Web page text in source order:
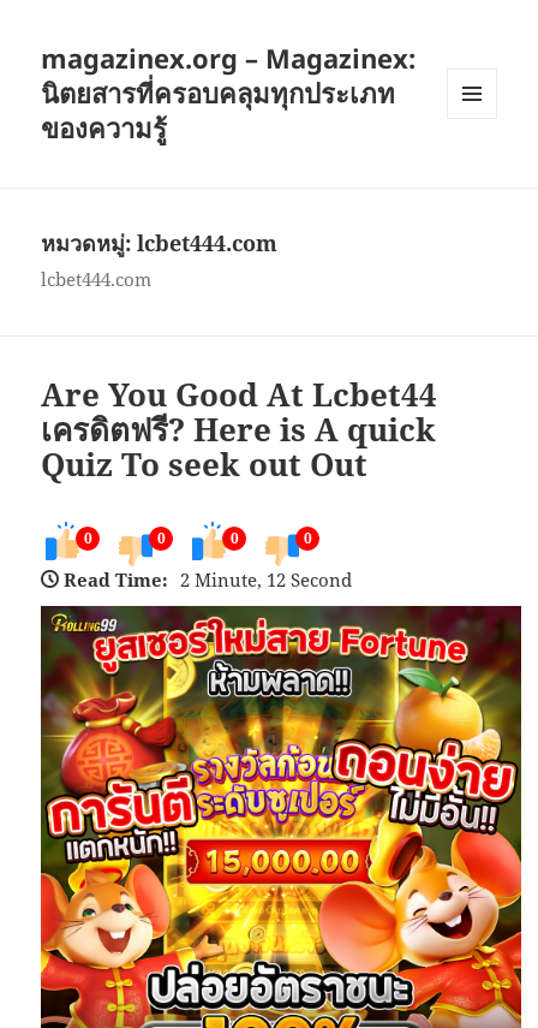
magazinex.org – Magazinex:
นิตยสารที่ครอบคลุมทุกประเภท
ของความรู้
หมวดหมู่:lcbet444.com
lcbet444.com
Are You Good At Lcbet44
เครดิตฟรี? Here is A quick
Quiz To seek out Out
0 0 0 0
Read Time: 2 Minute, 12 Second